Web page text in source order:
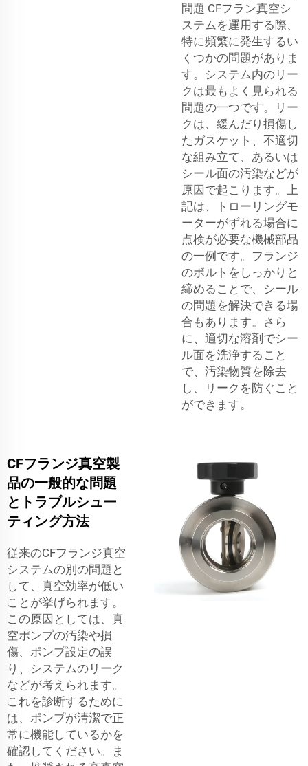
問題 CFフラン真空シ
ステムを運用する際、
特に頻繁に発生するい
くつかの問題がありま
す。システム内のリー
クは最もよく見られる
問題の一つです。リー
クは、緩んだり損傷し
たガスケット、不適切
な組み立て、あるいは
シール面の汚染などが
原因で起こります。上
記は、トローリングモ
ーターがずれる場合に
点検が必要な機械部品
の一例です。フランジ
のボルトをしっかりと
締めることで、シール
の問題を解決できる場
合もあります。さら
に、適切な溶剤でシー
ル面を洗浄すること
で、汚染物質を除去
し、リークを防ぐこと
ができます。
CFフランジ真空製
品の一般的な問題
とトラブルシュー
ティング方法
従来のCFフランジ真空
システムの別の問題と
して、真空効率が低い
ことが挙げられます。
この原因としては、真
空ポンプの汚染や損
傷、ポンプ設定の誤
り、システムのリーク
などが考えられます。
これを診断するために
は、ポンプが清潔で正
常に機能しているかを
確認してください。ま